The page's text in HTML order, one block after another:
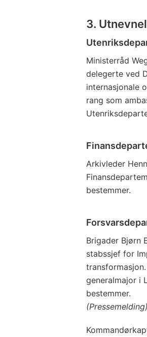
3.
Ministerråd
delegerte ved
internasjonale
rang som
Arkivleder
bestemmer.
Brigader Bjørn
stabssjef for
generalmajor i
bestemmer.
(Pressemelding)